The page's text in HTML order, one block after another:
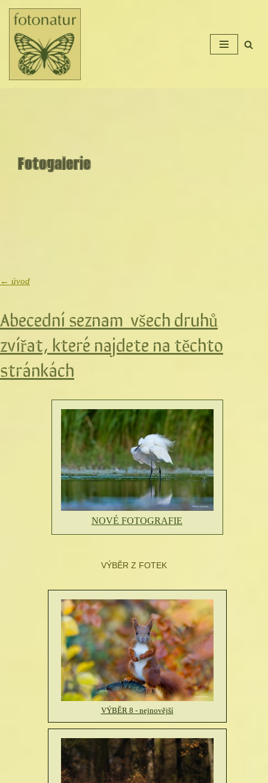
Přeskočit
na
obsah
Fotogalerie
← úvod
Abecední seznam všech druhů
zvířat, které najdete na těchto
stránkách
NOVÉ FOTOGRAFIE
VÝBĚR Z FOTEK
VÝBĚR 8 - nejnovější